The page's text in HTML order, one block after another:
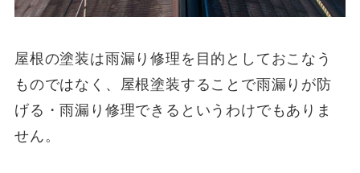
屋根の塗装は雨漏り修理を目的としておこなう
ものではなく、屋根塗装することで雨漏りが防
げる・雨漏り修理できるというわけでもありま
せん。